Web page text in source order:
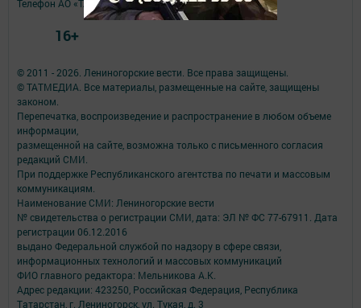
© 2011 - 2026. Лениногорские вести. Все права защищены.
© ТАТМЕДИА. Все материалы, размещенные на сайте, защищены
законом.
Перепечатка, воспроизведение и распространение в любом объеме
информации,
размещенной на сайте, возможна только с письменного согласия
редакций СМИ.
При поддержке Республиканского агентства по печати и массовым
коммуникациям.
Наименование СМИ: Лениногорские вести
№ свидетельства о регистрации СМИ, дата: ЭЛ № ФС 77-67911. Дата
регистрации 06.12.2016
выдано Федеральной службой по надзору в сфере связи,
информационных технологий и массовых коммуникаций
ФИО главного редактора: Мельникова А.К.
Адрес редакции: 423250, Российская Федерация, Республика
Татарстан, г. Лениногорск, ул. Тукая, д. 3
Телефон АО «ТАТМЕДИА»:(843) 222 09 84
16+